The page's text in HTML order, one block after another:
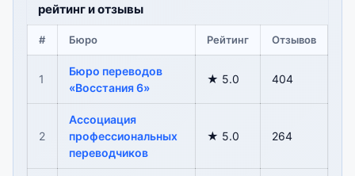
рейтинг и отзывы
# Бюро Рейтинг Отзывов
1
Бюро переводов
«Восстания 6»
★ 5.0 404
2
Ассоциация
профессиональных
переводчиков
★ 5.0 264